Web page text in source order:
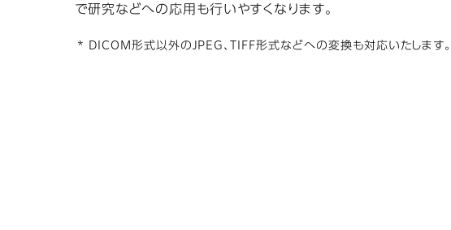
で研究などへの応用も行いやすくなります。
* DICOM形式以外のJPEG、TIFF形式などへの変換も対応いたします。